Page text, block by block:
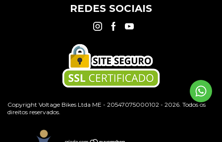
REDES SOCIAIS
Copyright Voltage Bikes Ltda ME - 20547075000102 - 2026. Todos os
direitos reservados.